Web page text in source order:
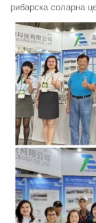
рибарска соларна